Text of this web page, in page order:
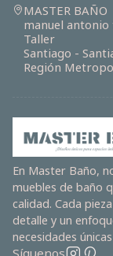
MASTER BAÑO
manuel antonio
Taller
Santiago -
Región
En Master Baño,
muebles de baño
calidad. Cada
detalle y un
necesidades
Síguenos